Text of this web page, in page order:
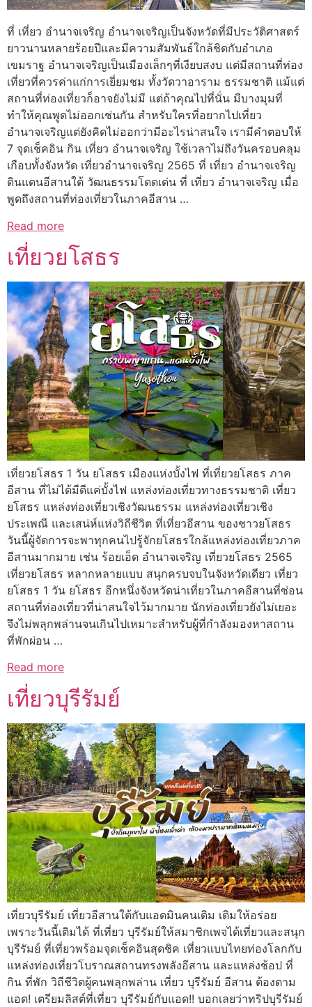
ที่ เที่ยว อํานาจเจริญ อำนาจเจริญเป็นจังหวัดที่มีประวัติศาสตร์
ยาวนานหลายร้อยปีและมีความสัมพันธ์ใกล้ชิดกับอำเภอ
เขมราฐ อำนาจเจริญเป็นเมืองเล็กๆที่เงียบสงบ แต่มีสถานที่ท่อง
เที่ยวที่ควรค่าแก่การเยี่ยมชม ทั้งวัดวาอาราม ธรรมชาติ แม้แต่
สถานที่ท่องเที่ยวก็อาจยังไม่มี แต่ถ้าคุณไปที่นั่น มีบางมุมที่
ทำให้คุณพูดไม่ออกเช่นกัน สำหรับใครที่อยากไปเที่ยว
อำนาจเจริญแต่ยังคิดไม่ออกว่ามีอะไรน่าสนใจ เรามีคำตอบให้
7 จุดเช็คอิน กิน เที่ยว อำนาจเจริญ ใช้เวลาไม่ถึงวันครอบคลุม
เกือบทั้งจังหวัด เที่ยวอํานาจเจริญ 2565 ที่ เที่ยว อํานาจเจริญ
ดินแดนอีสานใต้ วัฒนธรรมโดดเด่น ที่ เที่ยว อํานาจเจริญ เมื่อ
พูดถึงสถานที่ท่องเที่ยวในภาคอีสาน …
Read more
เที่ยวยโสธร
เที่ยวยโสธร 1 วัน ยโสธร เมืองแห่งบั้งไฟ ที่เที่ยวยโสธร ภาค
อีสาน ที่ไม่ได้มีดีแค่บั้งไฟ แหล่งท่องเที่ยวทางธรรมชาติ เที่ยว
ยโสธร แหล่งท่องเที่ยวเชิงวัฒนธรรม แหล่งท่องเที่ยวเชิง
ประเพณี และเสน่ห์แห่งวิถีชีวิต ที่เที่ยวอีสาน ของชาวยโสธร
วันนี้ผู้จัดการจะพาทุกคนไปรู้จักยโสธรใกล้แหล่งท่องเที่ยวภาค
อีสานมากมาย เช่น ร้อยเอ็ด อำนาจเจริญ เที่ยวยโสธร 2565
เที่ยวยโสธร หลากหลายแบบ สนุกครบจบในจังหวัดเดียว เที่ยว
ยโสธร 1 วัน ยโสธร อีกหนึ่งจังหวัดน่าเที่ยวในภาคอีสานที่ซ่อน
สถานที่ท่องเที่ยวที่น่าสนใจไว้มากมาย นักท่องเที่ยวยังไม่เยอะ
จึงไม่พลุกพล่านจนเกินไปเหมาะสำหรับผู้ที่กำลังมองหาสถาน
ที่พักผ่อน …
Read more
เที่ยวบุรีรัมย์
เที่ยวบุรีรัมย์ เที่ยวอีสานใต้กับแอดมินคนเดิม เติมให้อร่อย
เพราะวันนี้เติมได้ ที่เที่ยว บุรีรัมย์ให้สมาชิกเพจได้เที่ยวและสนุก
บุรีรัมย์ ที่เที่ยวพร้อมจุดเช็คอินสุดชิค เที่ยวแบบไทยท่องโลกกับ
แหล่งท่องเที่ยวโบราณสถานทรงพลังอีสาน และแหล่งช้อป ที่
กิน ที่พัก วิถีชีวิตผู้คนพลุกพล่าน เที่ยว บุรีรัมย์ อีสาน ต้องตาม
แอด! เตรียมลิสต์ที่เที่ยว บุรีรัมย์กับแอด!! บอกเลยว่าทริปบุรีรัมย์